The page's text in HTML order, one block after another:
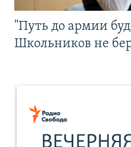
"Путь до армии
Школьников не